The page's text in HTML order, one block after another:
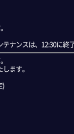
ナンスは、12:30に終
ます。
)